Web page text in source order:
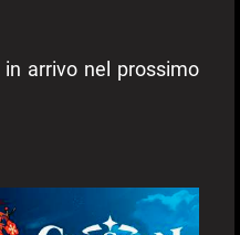
arrivo nel prossimo